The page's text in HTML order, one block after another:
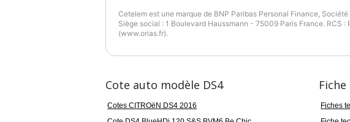
Cetelem est une marque de BNP Paribas Personal Finance,
Siège social : 1 Boulevard Haussmann - 75009 Paris France. RCS :
(www.orias.fr).
Cote auto modèle DS4
Cotes CITROëN DS4 2016
Fiches